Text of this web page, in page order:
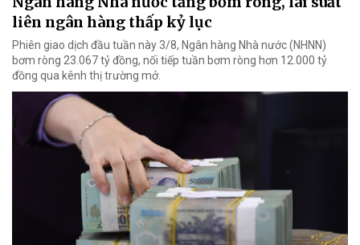
liên ngân hàng thấp kỷ lục
Phiên giao dịch đầu tuần này 3/8, Ngân hàng Nhà nước (NHNN)
bơm ròng 23.067 tỷ đồng, nối tiếp tuần bơm ròng hơn 12.000 tỷ
đồng qua kênh thị trường mở.